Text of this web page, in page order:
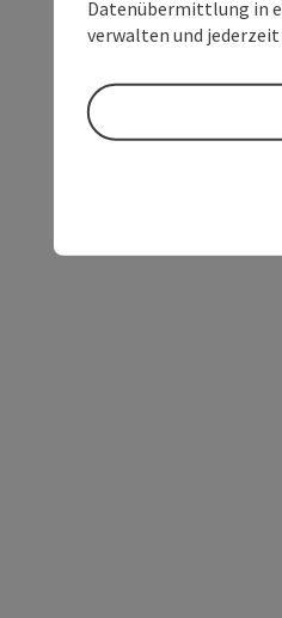
Datenübermittlung in
verwalten und